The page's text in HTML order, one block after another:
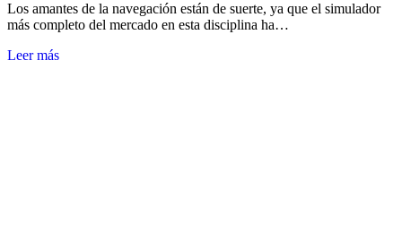
Los amantes de la navegación están de suerte, ya que el simulador
más completo del mercado en esta disciplina ha…
Leer más